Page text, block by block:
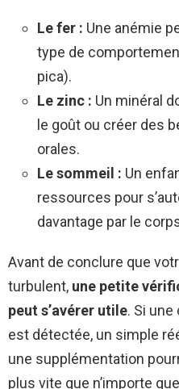
Le fer : Une anémie
type de
pica).
Le zinc : Un minéral
le goût ou créer des
orales.
Le sommeil : Un
ressources pour
davantage par le
Avant de conclure que
turbulent, une petite
peut s’avérer utile. Si
est détectée, un simple
une supplémentation
plus vite que n’importe